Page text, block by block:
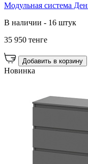
Модульная система
В наличии - 16 штук
35 950 тенге
Добавить в корзину
Новинка